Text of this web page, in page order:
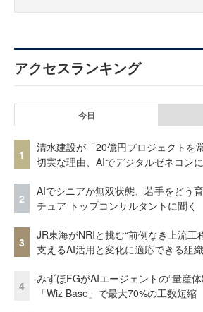
アクセスランキング
今日
1
清水建設が「20億円プロジェクトを
切実な理由、AIでデジタルゼネコン
2
AIでシニアが無双状態、若手をどう
チュア トップコンサルタントに聞く
3
JR東海がNRIと挑む“前例なき上流
支えるAI活用と変化に適応できる組
4
みずほFGがAIエージェントの“量産
「Wiz Base」で最大70%の工数短縮